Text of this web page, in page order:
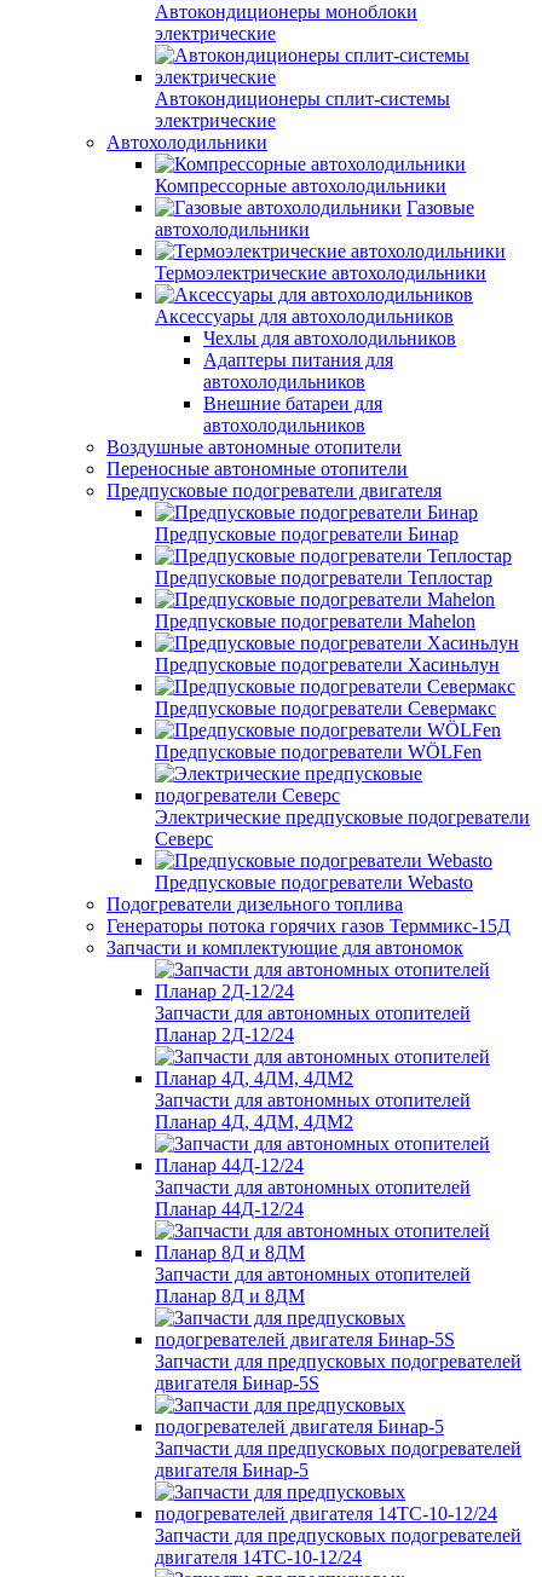
Автокондиционеры моноблоки
электрические
Автокондиционеры сплит-системы
электрические
Автохолодильники
Компрессорные автохолодильники
Газовые
автохолодильники
Термоэлектрические автохолодильники
Аксессуары для автохолодильников
Чехлы для автохолодильников
Адаптеры питания для
автохолодильников
Внешние батареи для
автохолодильников
Воздушные автономные отопители
Переносные автономные отопители
Предпусковые подогреватели двигателя
Предпусковые подогреватели Бинар
Предпусковые подогреватели Теплостар
Предпусковые подогреватели Mahelon
Предпусковые подогреватели Хасиньлун
Предпусковые подогреватели Севермакс
Предпусковые подогреватели WÖLFen
Электрические предпусковые подогреватели
Северс
Предпусковые подогреватели Webasto
Подогреватели дизельного топлива
Генераторы потока горячих газов Терммикс-15Д
Запчасти и комплектующие для автономок
Запчасти для автономных отопителей
Планар 2Д-12/24
Запчасти для автономных отопителей
Планар 4Д, 4ДМ, 4ДМ2
Запчасти для автономных отопителей
Планар 44Д-12/24
Запчасти для автономных отопителей
Планар 8Д и 8ДМ
Запчасти для предпусковых подогревателей
двигателя Бинар-5S
Запчасти для предпусковых подогревателей
двигателя Бинар-5
Запчасти для предпусковых подогревателей
двигателя 14ТС-10-12/24